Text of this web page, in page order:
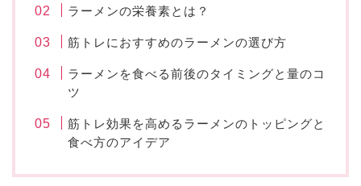
ラーメンの栄養素とは？
筋トレにおすすめのラーメンの選び方
ラーメンを食べる前後のタイミングと量のコ
ツ
筋トレ効果を高めるラーメンのトッピングと
食べ方のアイデア